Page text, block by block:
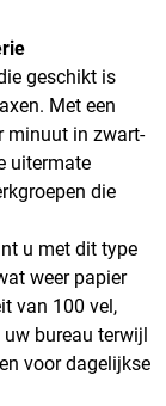
geschikt is
Met een
minuut in zwart-
uitermate
die
u met dit type
weer papier
van 100 vel,
bureau terwijl
voor dagelijkse